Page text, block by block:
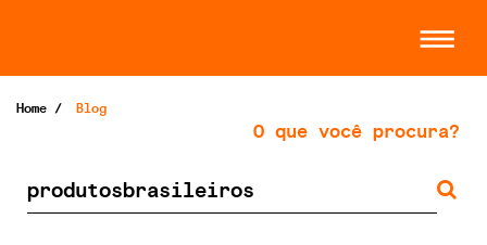
Home / Blog
O que você procura?